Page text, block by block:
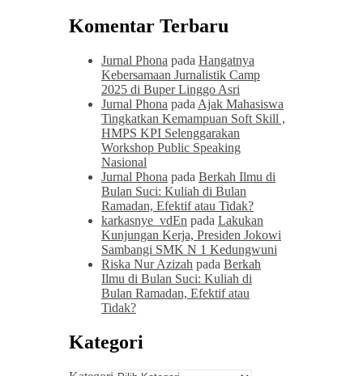
Komentar Terbaru
Jurnal Phona pada Hangatnya
Kebersamaan Jurnalistik Camp
2025 di Buper Linggo Asri
Jurnal Phona pada Ajak Mahasiswa
Tingkatkan Kemampuan Soft Skill ,
HMPS KPI Selenggarakan
Workshop Public Speaking
Nasional
Jurnal Phona pada Berkah Ilmu di
Bulan Suci: Kuliah di Bulan
Ramadan, Efektif atau Tidak?
karkasnye_vdEn pada Lakukan
Kunjungan Kerja, Presiden Jokowi
Sambangi SMK N 1 Kedungwuni
Riska Nur Azizah pada Berkah
Ilmu di Bulan Suci: Kuliah di
Bulan Ramadan, Efektif atau
Tidak?
Kategori